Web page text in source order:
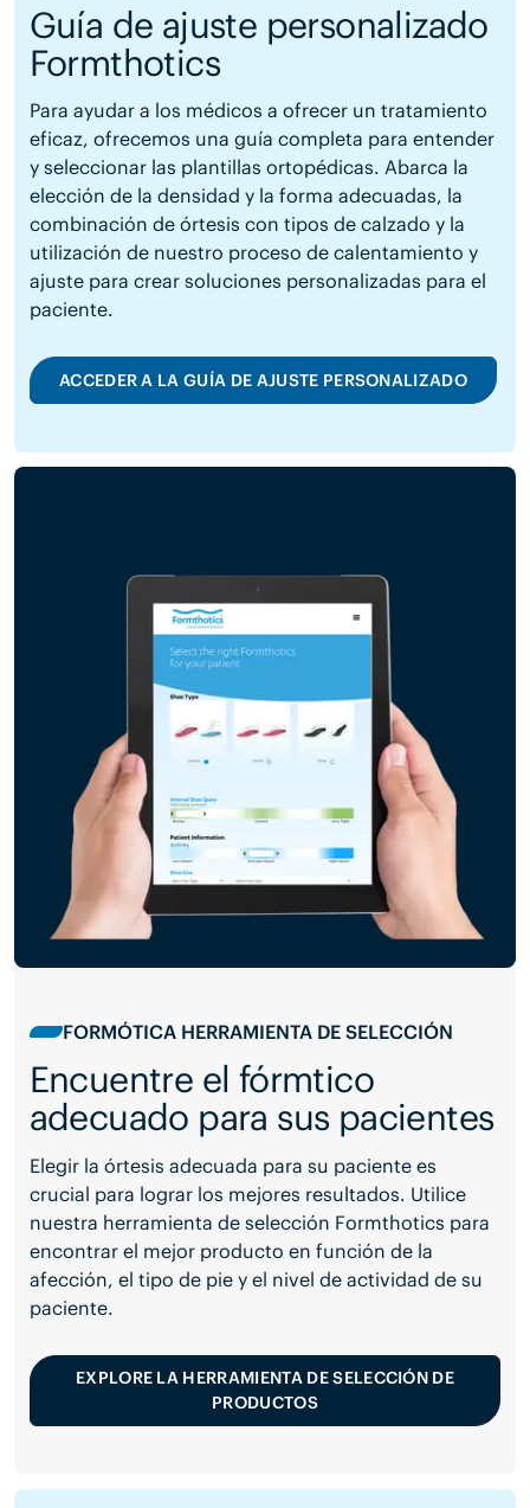
Guía de ajuste personalizado
Formthotics
Para ayudar a los médicos a ofrecer un tratamiento
eficaz, ofrecemos una guía completa para entender
y seleccionar las plantillas ortopédicas. Abarca la
elección de la densidad y la forma adecuadas, la
combinación de órtesis con tipos de calzado y la
utilización de nuestro proceso de calentamiento y
ajuste para crear soluciones personalizadas para el
paciente.
ACCEDER A LA GUÍA DE AJUSTE PERSONALIZADO
FORMÓTICA HERRAMIENTA DE SELECCIÓN
Encuentre el fórmtico
adecuado para sus pacientes
Elegir la órtesis adecuada para su paciente es
crucial para lograr los mejores resultados. Utilice
nuestra herramienta de selección Formthotics para
encontrar el mejor producto en función de la
afección, el tipo de pie y el nivel de actividad de su
paciente.
EXPLORE LA HERRAMIENTA DE SELECCIÓN DE
PRODUCTOS